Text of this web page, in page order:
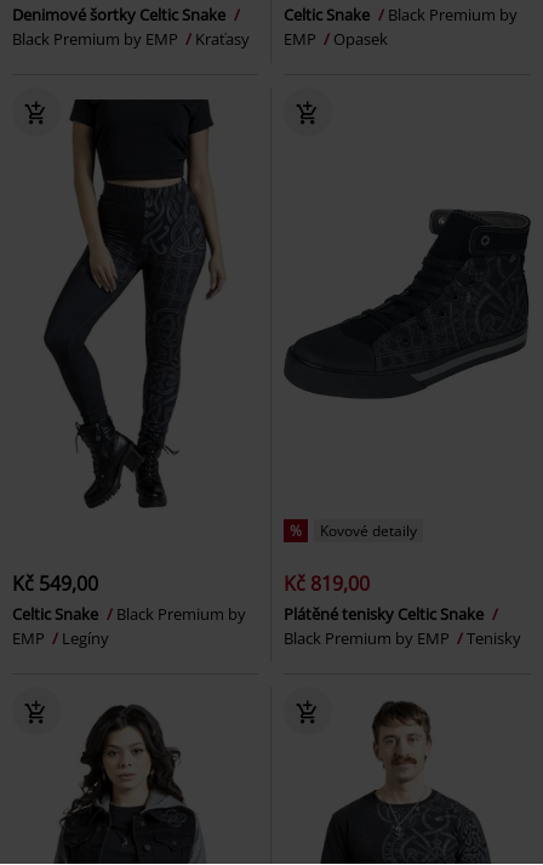
Denimové šortky Celtic Snake
Black Premium by EMP
Kraťasy
Celtic Snake
Black Premium by
EMP
Opasek
Kč 549,00
Celtic Snake
Black Premium by
EMP
Legíny
% Kovové detaily
Kč 819,00
Plátěné tenisky Celtic Snake
Black Premium by EMP
Tenisky